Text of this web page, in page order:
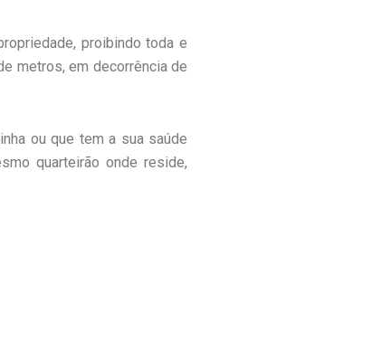
proibindo toda e
metros, em decorrência de
ou que tem a sua saúde
quarteirão onde reside,